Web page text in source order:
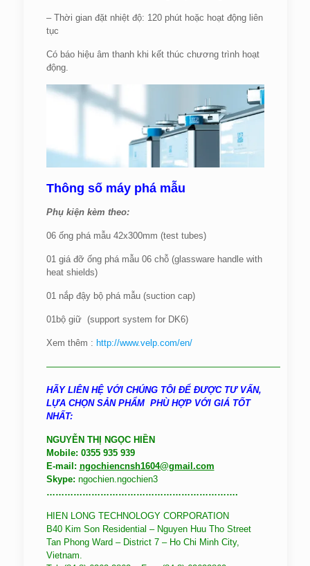
– Thời gian đặt nhiệt độ: 120 phút hoặc hoạt động liên
tục
Có báo hiệu âm thanh khi kết thúc chương trình hoạt
động.
Thông số máy phá mẫu
Phụ kiện kèm theo:
06 ống phá mẫu 42x300mm (test tubes)
01 giá đỡ ống phá mẫu 06 chỗ (glassware handle with
heat shields)
01 nắp đậy bộ phá mẫu (suction cap)
01bộ giữ (support system for DK6)
Xem thêm : http://www.velp.com/en/
——————————————————————————
HÃY LIÊN HỆ VỚI CHÚNG TÔI ĐỂ ĐƯỢC TƯ VẤN,
LỰA CHỌN SẢN PHẨM PHÙ HỢP VỚI GIÁ TỐT
NHẤT:
NGUYỄN THỊ NGỌC HIỀN
Mobile: 0355 935 939
E-mail: ngochiencnsh1604@gmail.com
Skype: ngochien.ngochien3
……………………………………………………….
HIEN LONG TECHNOLOGY CORPORATION
B40 Kim Son Residential – Nguyen Huu Tho Street
Tan Phong Ward – District 7 – Ho Chi Minh City,
Vietnam.